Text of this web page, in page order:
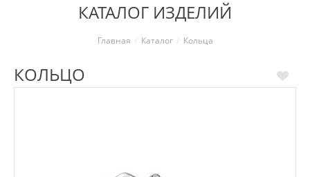
КАТАЛОГ ИЗДЕЛИЙ
Главная Каталог Кольца
КОЛЬЦО